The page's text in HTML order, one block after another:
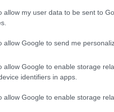
allow my user data to be sent to
allow Google to send me
allow Google to enable storage
identifiers in apps.
allow Google to enable storage
associazioni
a tutela
del Pnrr che sulla
parola, un sospiro,
CorriereaRepubblica ,
per fargli sibilare